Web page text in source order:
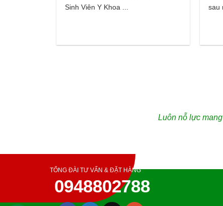
Sinh Viên Y Khoa ...
sau
Luôn nỗ lực
TỔNG ĐÀI TƯ VẤN & ĐẶT HÀNG
0948802788